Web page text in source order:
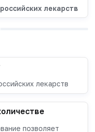
лекарств
лекарств
позволяет